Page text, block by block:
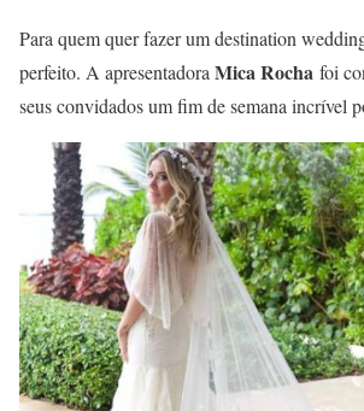
Para quem quer fazer um destination
perfeito. A apresentadora Mica Rocha foi
seus convidados um fim de semana incrível